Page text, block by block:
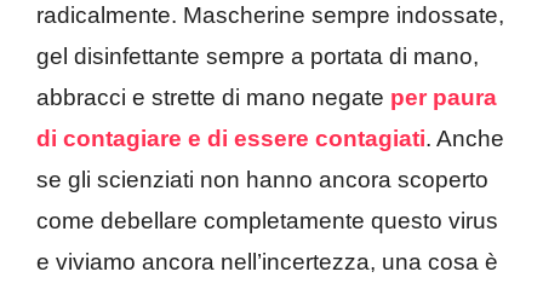
radicalmente. Mascherine sempre indossate,
gel disinfettante sempre a portata di mano,
abbracci e strette di mano negate per paura
di contagiare e di essere contagiati. Anche
se gli scienziati non hanno ancora scoperto
come debellare completamente questo virus
e viviamo ancora nell’incertezza, una cosa è